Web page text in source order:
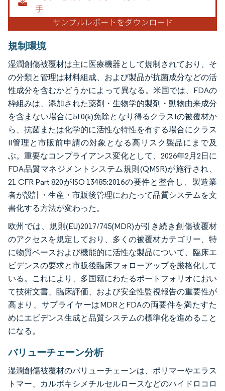
規制環境
湿潤創傷被覆材は主に医療機器として規制されており、そ
の分類と管理は材料組成、および製品が抗菌成分などの活
性成分を含むかどうかによって異なる。米国では、FDAの
枠組みは、添加された薬剤・生物学的製剤・動物由来成分
を含まない場合に510(k)免除となり得るクラスIの被覆材か
ら、抗菌または化学的に活性な特性を有する場合にクラス
II管理と市販前申請の対象となる高リスク製品にまで及
ぶ。重要なコンプライアンス変化として、2026年2月2日に
FDA品質マネジメントシステム規則(QMSR)が施行され、
21 CFR Part 820がISO 13485:2016の要件と整合し、製造業
者が設計・生産・市販後管理にわたって品質システムを文
書化する方法が変わった。
欧州では、規則(EU)2017/745(MDR)が引き続き創傷被覆材
のアクセスを規定しており、多くの被覆材カテゴリー、特
に物質ベースおよび機能的に活性な製品について、臨床エ
ビデンスの要求と市販後臨床フォローアップを厳格化して
いる。これにより、多国籍にわたるポートフォリオにおい
て技術文書、臨床評価、および安全性監視報告の重要性が
高まり、サプライヤーはMDRとFDAの両要件を満たすた
めにエビデンス生成と品質システムの標準化を進めること
になる。
バリューチェーン分析
湿潤創傷被覆材のバリューチェーンは、ポリマーやエラス
トマー、カルボキシメチルセルロースなどのハイドロコロ